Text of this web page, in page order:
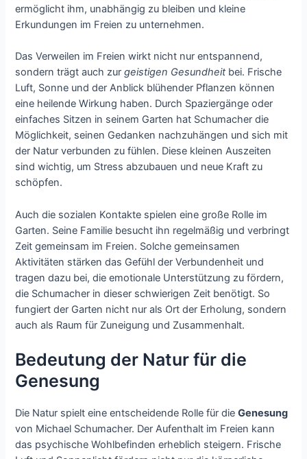
ermöglicht ihm, unabhängig zu bleiben und kleine
Erkundungen im Freien zu unternehmen.
Das Verweilen im Freien wirkt nicht nur entspannend,
sondern trägt auch zurgeistigen Gesundheitbei. Frische
Luft, Sonne und der Anblick blühender Pflanzen können
eine heilende Wirkung haben. Durch Spaziergänge oder
einfaches Sitzen in seinem Garten hat Schumacher die
Möglichkeit, seinen Gedanken nachzuhängen und sich mit
der Natur verbunden zu fühlen. Diese kleinen Auszeiten
sind wichtig, um Stress abzubauen und neue Kraft zu
schöpfen.
Auch die sozialen Kontakte spielen eine große Rolle im
Garten. Seine Familie besucht ihn regelmäßig und verbringt
Zeit gemeinsam im Freien. Solche gemeinsamen
Aktivitäten stärken das Gefühl der Verbundenheit und
tragen dazu bei, die emotionale Unterstützung zu fördern,
die Schumacher in dieser schwierigen Zeit benötigt. So
fungiert der Garten nicht nur als Ort der Erholung, sondern
auch als Raum für Zuneigung und Zusammenhalt.
Bedeutung der Natur für die
Genesung
Die Natur spielt eine entscheidende Rolle für dieGenesung
von Michael Schumacher. Der Aufenthalt im Freien kann
das psychische Wohlbefinden erheblich steigern. Frische